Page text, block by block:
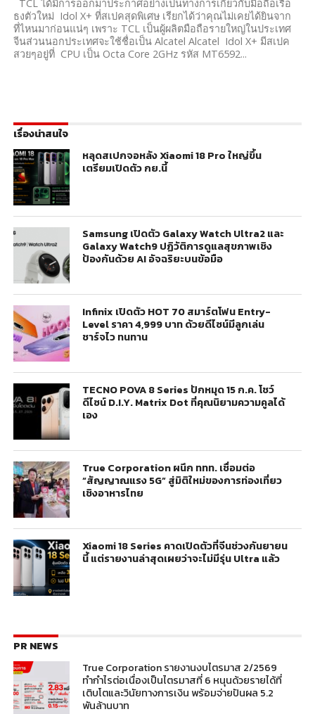
TCL ได้มีการออกมาประกาศอย่างเป็นทางการเกี่ยวกับมือถือเรือ
ธงตัวใหม่ Idol X+ ที่สเปคสุดพิเศษ เรียกได้ว่าคุณไม่เคยได้ยินจาก
ที่ไหนมาก่อนแน่ๆ เพราะ TCL เป็นผู้ผลิตมือถือรายใหญ่ในประเทศ
จีนส่วนนอกประเทศจะใช้ชื่อเป็น Alcatel Alcatel Idol X+ มีสเปค
สวยๆอยู่ที่ CPU เป็น Octa Core 2GHz รหัส MT6592...
เรื่องน่าสนใจ
หลุดสเปกจอหลัง Xiaomi 18 Pro ใหญ่ขึ้น
เตรียมเปิดตัว กย.นี้
Samsung เปิดตัว Galaxy Watch Ultra2 และ
Galaxy Watch9 ปฏิวัติการดูแลสุขภาพเชิง
ป้องกันด้วย AI อัจฉริยะบนข้อมือ
Infinix เปิดตัว HOT 70 สมาร์ตโฟน Entry-
Level ราคา 4,999 บาท ด้วยดีไซน์มีลูกเล่น
ชาร์จไว ทนทาน
TECNO POVA 8 Series ปักหมุด 15 ก.ค. โชว์
ดีไซน์ D.I.Y. Matrix Dot ที่คุณนิยามความคูลได้
เอง
True Corporation ผนึก ททท. เชื่อมต่อ
“สัญญาณแรง 5G” สู่มิติใหม่ของการท่องเที่ยว
เชิงอาหารไทย
Xiaomi 18 Series คาดเปิดตัวที่จีนช่วงกันยายน
นี้ แต่รายงานล่าสุดเผยว่าจะไม่มีรุ่น Ultra แล้ว
PR NEWS
True Corporation รายงานงบไตรมาส 2/2569
ทำกำไรต่อเนื่องเป็นไตรมาสที่ 6 หนุนด้วยรายได้ที่
เติบโตและวินัยทางการเงิน พร้อมจ่ายปันผล 5.2
พันล้านบาท